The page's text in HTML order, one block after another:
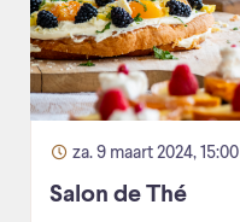
za. 9 maart 2024, 15:00
Salon de Thé